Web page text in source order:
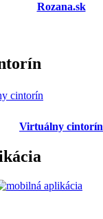
Rozana.sk
Virtuálny cintorín